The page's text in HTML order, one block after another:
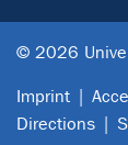
© 2026
Imprint
Directions